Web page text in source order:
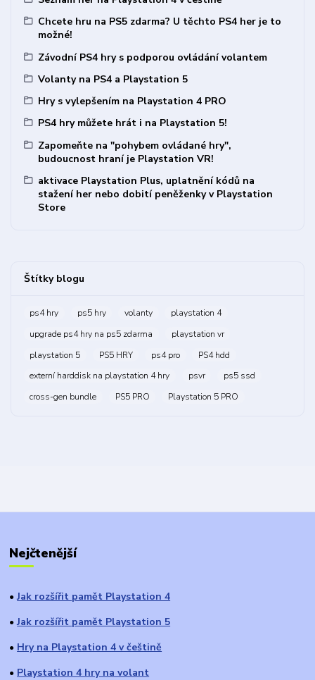
Chcete hru na PS5 zdarma? U těchto PS4 her je to
možné!
Závodní PS4 hry s podporou ovládání volantem
Volanty na PS4 a Playstation 5
Hry s vylepšením na Playstation 4 PRO
PS4 hry můžete hrát i na Playstation 5!
Zapomeňte na "pohybem ovládané hry",
budoucnost hraní je Playstation VR!
aktivace Playstation Plus, uplatnění kódů na
stažení her nebo dobití peněženky v Playstation
Store
Štítky blogu
ps4 hry ps5 hry volanty
playstation 4
upgrade ps4 hry na ps5 zdarma
playstation vr
playstation 5
PS5 HRY ps4 pro
PS4 hdd
externí harddisk na playstation 4 hry
psvr
ps5 ssd
cross-gen bundle
PS5 PRO Playstation 5 PRO
Nejčtenější
● Jak rozšířit pamět Playstation 4
● Jak rozšířit pamět Playstation 5
● Hry na Playstation 4 v češtině
● Playstation 4 hry na volant